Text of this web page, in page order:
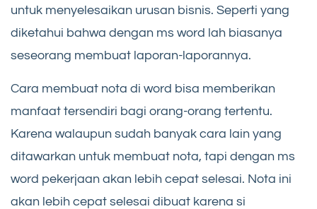
untuk menyelesaikan urusan bisnis. Seperti yang
diketahui bahwa dengan ms word lah biasanya
seseorang membuat laporan-laporannya.
Cara membuat nota di word bisa memberikan
manfaat tersendiri bagi orang-orang tertentu.
Karena walaupun sudah banyak cara lain yang
ditawarkan untuk membuat nota, tapi dengan ms
word pekerjaan akan lebih cepat selesai. Nota ini
akan lebih cepat selesai dibuat karena si